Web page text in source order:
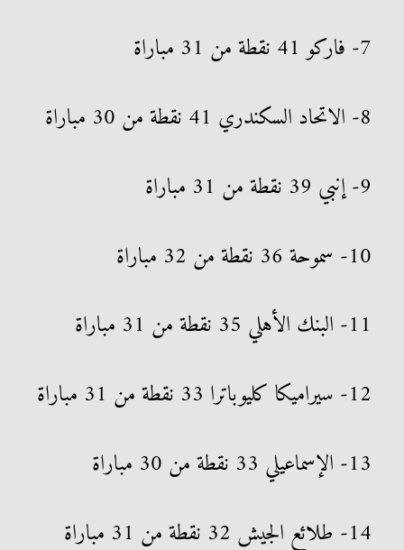
7- فاركو 41 نقطة من 31 مباراة
8- الاتحاد السكندري 41 نقطة من 30 مباراة
9- إنبي 39 نقطة من 31 مباراة
10- سموحة 36 نقطة من 32 مباراة
11- البنك الأهلي 35 نقطة من 31 مباراة
12- سيراميكا كليوباترا 33 نقطة من 31 مباراة
13- الإسماعيلي 33 نقطة من 30 مباراة
14- طلائع الجيش 32 نقطة من 31 مباراة